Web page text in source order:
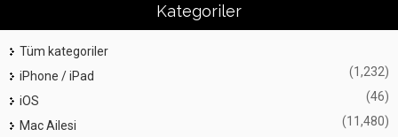
Kategoriler
Tüm kategoriler
iPhone / iPad
(1,232)
iOS (46)
Mac Ailesi (11,480)